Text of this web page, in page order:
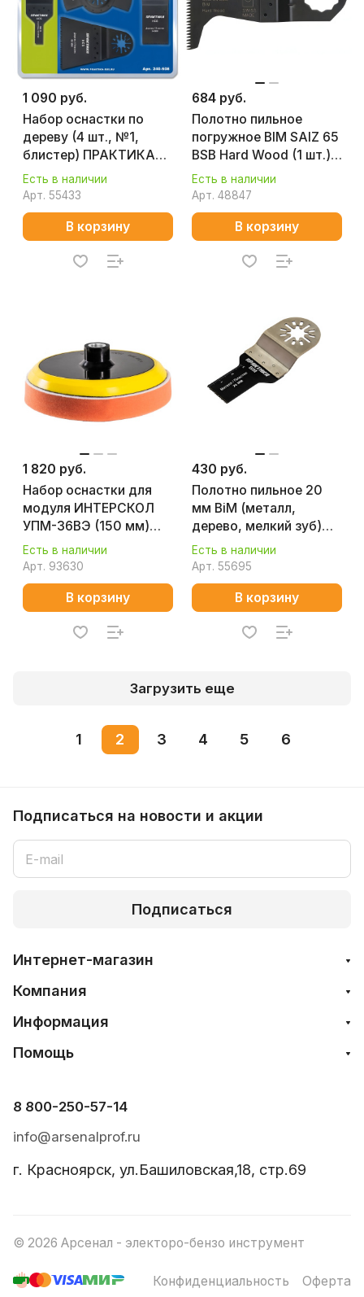
1 090 руб.
Набор оснастки по
дереву (4 шт., №1,
блистер) ПРАКТИКА
240-508
Есть в наличии
Арт. 55433
В корзину
684 руб.
Полотно пильное
погружное BIM SAIZ 65
BSB Hard Wood (1 шт.)
BOSCH 2608662037
Есть в наличии
Арт. 48847
В корзину
1 820 руб.
Набор оснастки для
модуля ИНТЕРСКОЛ
УПМ-36ВЭ (150 мм)
56100.150
Есть в наличии
Арт. 93630
В корзину
430 руб.
Полотно пильное 20
мм BiM (металл,
дерево, мелкий зуб)
ПРАКТИКА 240-171
Есть в наличии
Арт. 55695
В корзину
Загрузить еще
1 2 3 4 5 6
Подписаться на новости и акции
Подписаться
Интернет-магазин
Компания
Информация
Помощь
8 800-250-57-14
info@arsenalprof.ru
г. Красноярск, ул.Башиловская,18, стр.69
© 2026 Арсенал - электоро-бензо инструмент
Конфиденциальность Оферта